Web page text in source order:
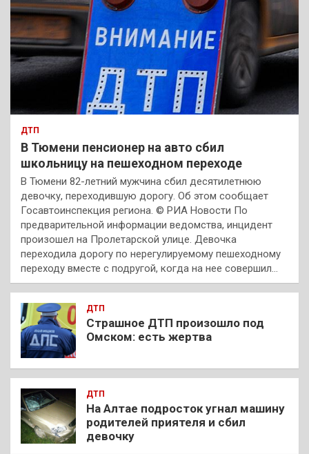
ДТП
В Тюмени пенсионер на авто сбил
школьницу на пешеходном переходе
В Тюмени 82-летний мужчина сбил десятилетнюю
девочку, переходившую дорогу. Об этом сообщает
Госавтоинспекция региона. © РИА Новости По
предварительной информации ведомства, инцидент
произошел на Пролетарской улице. Девочка
переходила дорогу по нерегулируемому пешеходному
переходу вместе с подругой, когда на нее совершил…
ДТП
Страшное ДТП произошло под
Омском: есть жертва
ДТП
На Алтае подросток угнал машину
родителей приятеля и сбил
девочку